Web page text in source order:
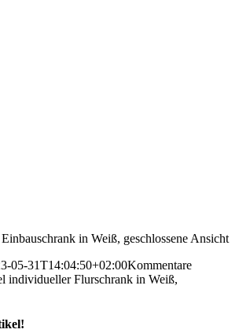
in Weiß, geschlossene Ansicht
05-31T14:04:50+02:00Kommentare
individueller Flurschrank in Weiß,